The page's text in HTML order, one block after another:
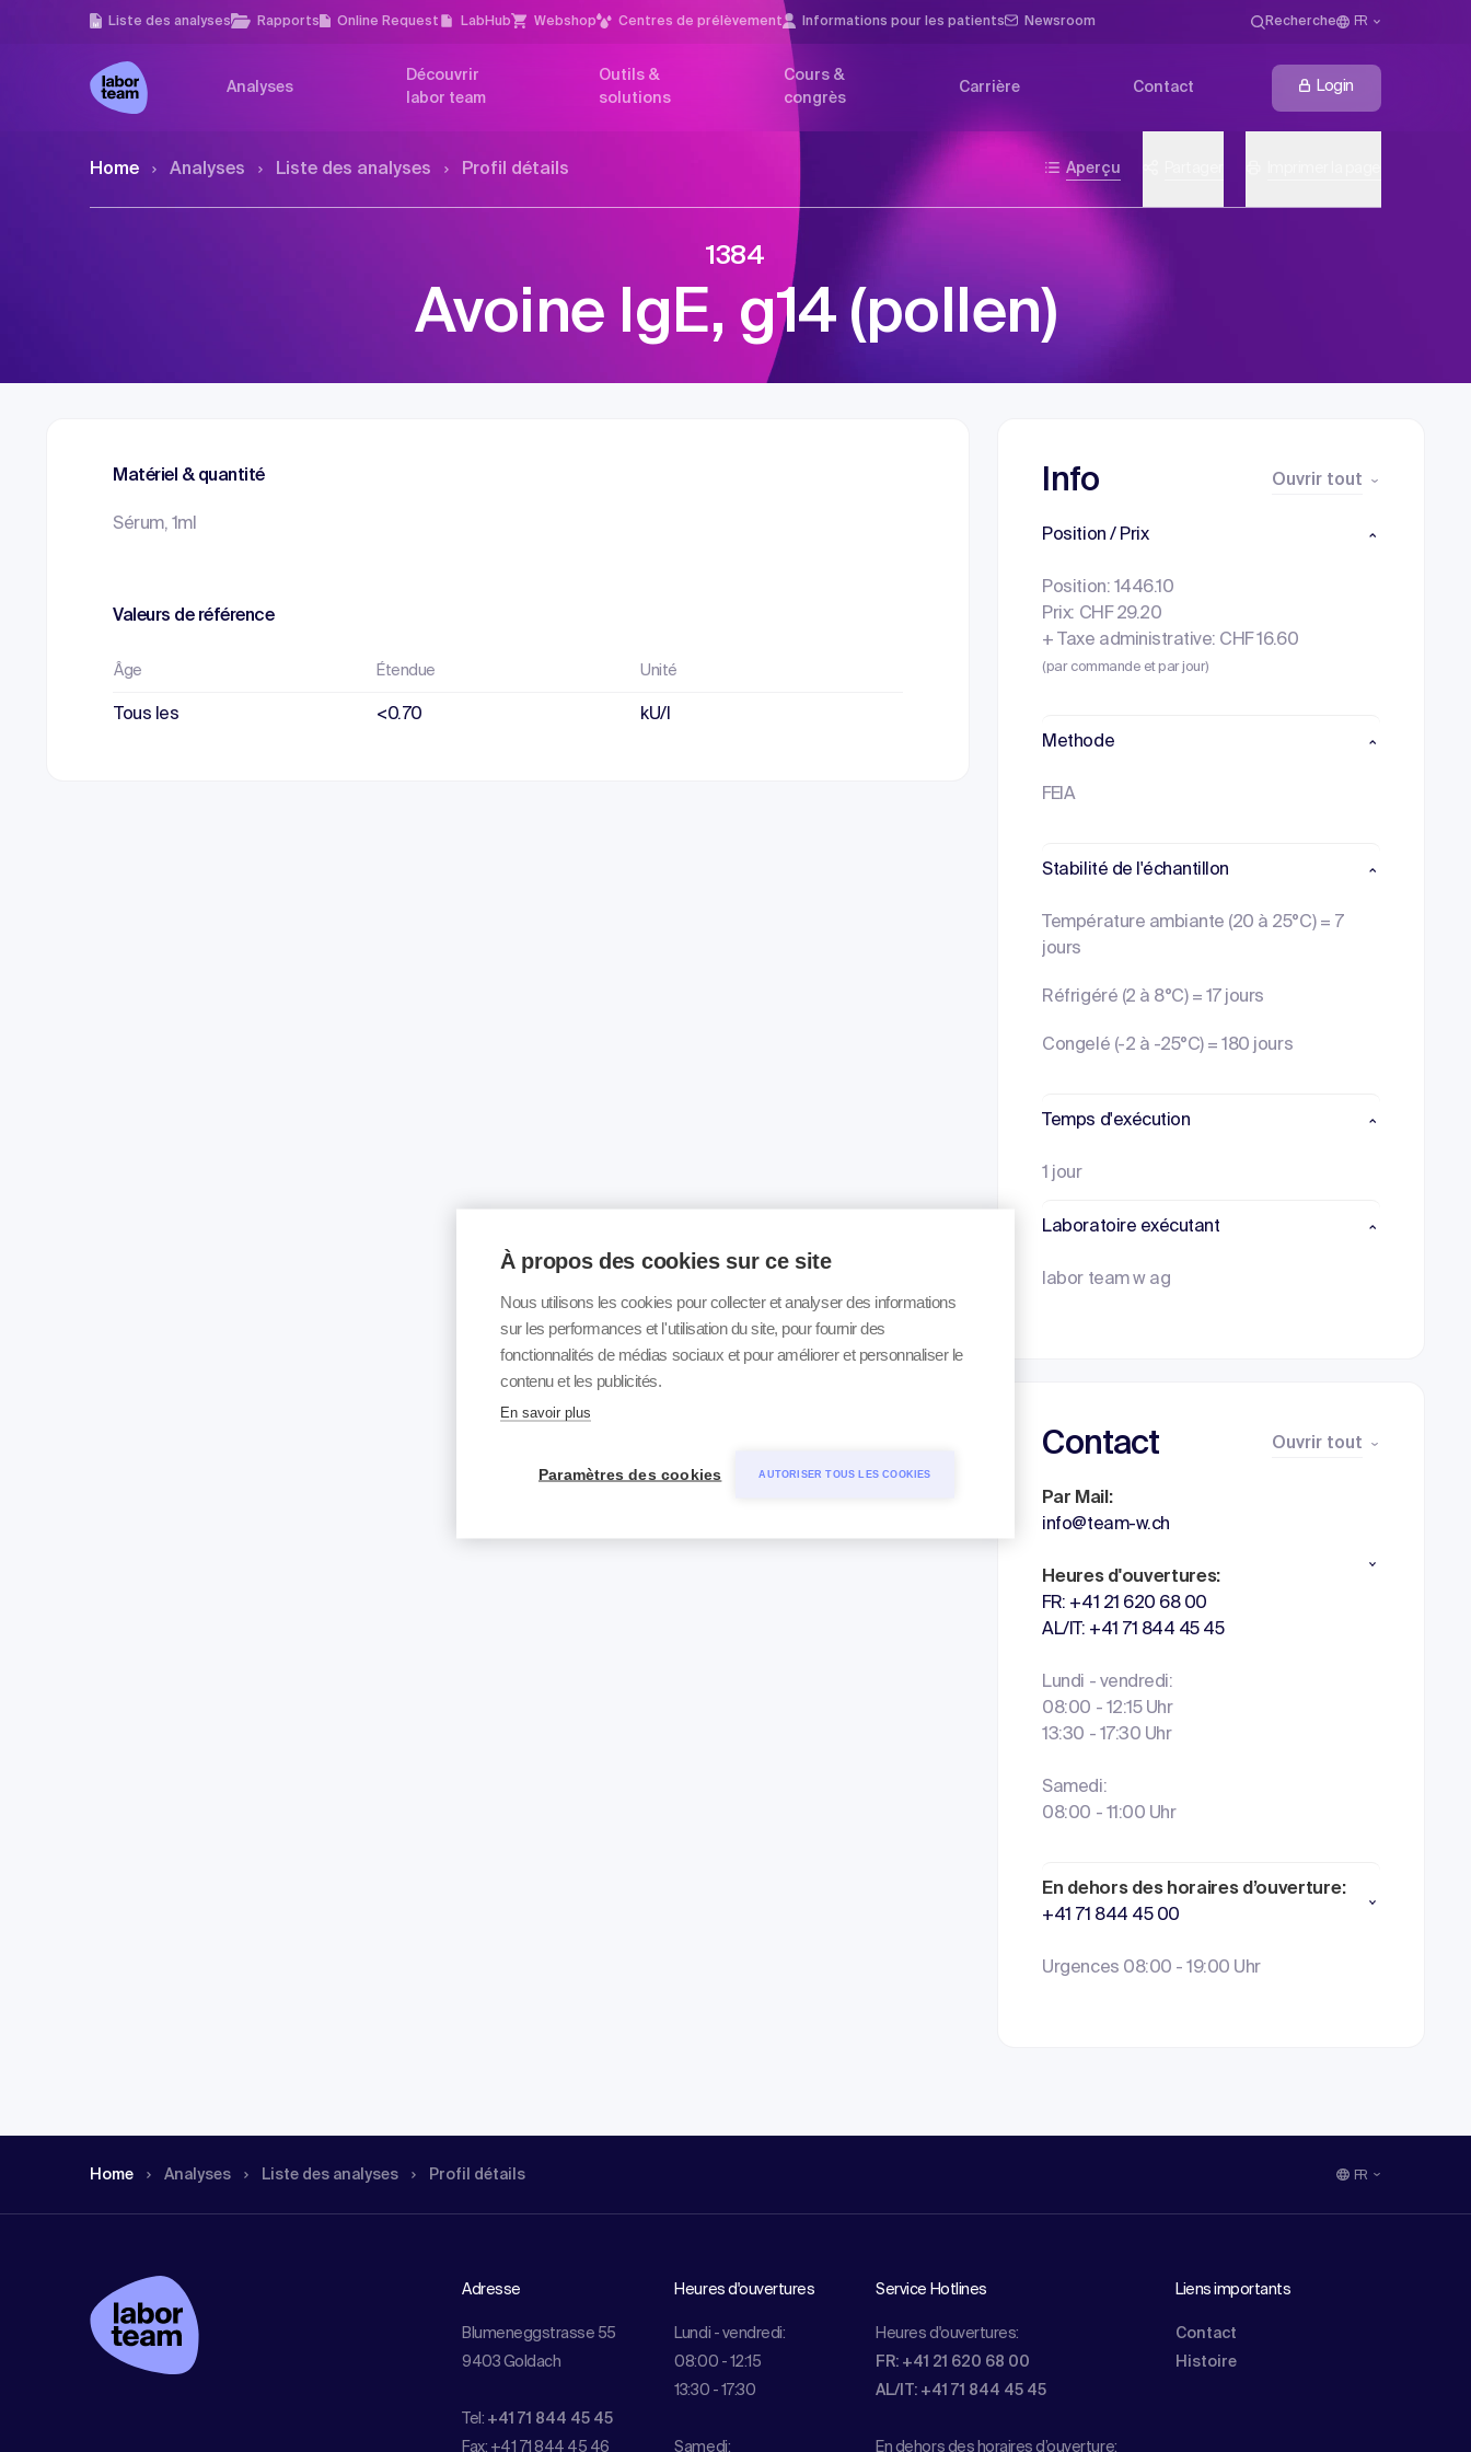
Liste des analyses Rapports Online Request LabHub Webshop Centres de prélèvement Infor­mations pour les patients Newsroom Recherche FR
Analyses
Découvrir
labor team
Outils &
solutions
Cours &
congrès
Carrière Contact Login
Home Analyses Liste des analyses Profil détails Aperçu
1384
Avoine IgE, g14 (pollen)
Matériel & quantité
Sérum, 1ml
Valeurs de référence
Âge Étendue Unité
Tous les <0.70 kU/l
Info Ouvrir tout
Position / Prix
Position: 1446.10
Prix: CHF 29.20
+ Taxe administrative: CHF 16.60
(par commande et par jour)
Methode
FEIA
Stabilité de l'échantillon
Température ambiante (20 à 25°C) = 7
jours
Réfrigéré (2 à 8°C) = 17 jours
Congelé (-2 à -25°C) = 180 jours
Temps d'exécution
1 jour
Laboratoire exécutant
labor team w ag
Contact Ouvrir tout
Par Mail:
info@team-w.ch
Heures d'ouvertures:
FR: +41 21 620 68 00
AL/IT: +41 71 844 45 45
Lundi - vendredi:
08:00 - 12:15 Uhr
13:30 - 17:30 Uhr
Samedi:
08:00 - 11:00 Uhr
En dehors des horaires d’ouverture:
+41 71 844 45 00
Urgences 08:00 - 19:00 Uhr
Home Analyses Liste des analyses Profil détails FR
Adresse
Blumeneggstrasse 55
9403 Goldach
Tel: +41 71 844 45 45
Fax: +41 71 844 45 46
Heures d'ouvertures
Lundi - vendredi:
08:00 - 12:15
13:30 - 17:30
Samedi:
Service Hotlines
Heures d'ouvertures:
FR: +41 21 620 68 00
AL/IT: +41 71 844 45 45
En dehors des horaires d’ouverture:
Liens importants
Contact
Histoire
À propos des cookies sur ce site
Nous utilisons les cookies pour collecter et analyser des informations
sur les performances et l'utilisation du site, pour fournir des
fonctionnalités de médias sociaux et pour améliorer et personnaliser le
contenu et les publicités.
En savoir plus
Paramètres des cookies AUTORISER TOUS LES COOKIES